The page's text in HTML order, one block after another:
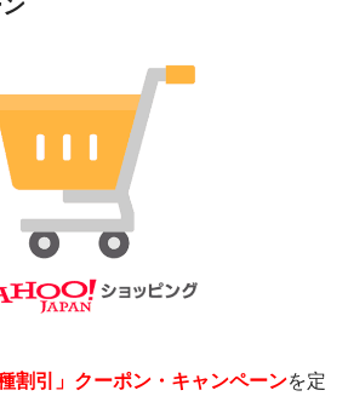
種割引」クーポン・キャンペーンを定